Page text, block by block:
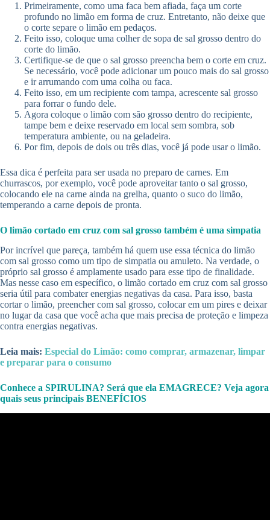
Primeiramente, como uma faca bem afiada, faça um corte
profundo no limão em forma de cruz. Entretanto, não deixe que
o corte separe o limão em pedaços.
Feito isso, coloque uma colher de sopa de sal grosso dentro do
corte do limão.
Certifique-se de que o sal grosso preencha bem o corte em cruz.
Se necessário, você pode adicionar um pouco mais do sal grosso
e ir arrumando com uma colha ou faca.
Feito isso, em um recipiente com tampa, acrescente sal grosso
para forrar o fundo dele.
Agora coloque o limão com são grosso dentro do recipiente,
tampe bem e deixe reservado em local sem sombra, sob
temperatura ambiente, ou na geladeira.
Por fim, depois de dois ou três dias, você já pode usar o limão.
Essa dica é perfeita para ser usada no preparo de carnes. Em
churrascos, por exemplo, você pode aproveitar tanto o sal grosso,
colocando ele na carne ainda na grelha, quanto o suco do limão,
temperando a carne depois de pronta.
O limão cortado em cruz com sal grosso também é uma simpatia
Por incrível que pareça, também há quem use essa técnica do limão
com sal grosso como um tipo de simpatia ou amuleto. Na verdade, o
próprio sal grosso é amplamente usado para esse tipo de finalidade.
Mas nesse caso em específico, o limão cortado em cruz com sal grosso
seria útil para combater energias negativas da casa. Para isso, basta
cortar o limão, preencher com sal grosso, colocar em um pires e deixar
no lugar da casa que você acha que mais precisa de proteção e limpeza
contra energias negativas.
Leia mais: Especial do Limão: como comprar, armazenar, limpar
e preparar para o consumo
Conhece a SPIRULINA? Será que ela EMAGRECE? Veja agora
quais seus principais BENEFÍCIOS